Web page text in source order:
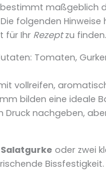
maßgeblich
Die folgenden Hinweise
für Ihr Rezeptzu finden.
Tomaten,
vollreifen,
bilden eine ideale
Druck nachgeben,
Salatgurke oder zwei